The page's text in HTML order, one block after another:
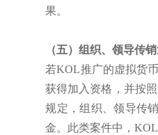
果。
（五）组织、领导传
若KOL推广的虚拟货
获得加入资格，并按
规定，组织、领导传
金。此类案件中，